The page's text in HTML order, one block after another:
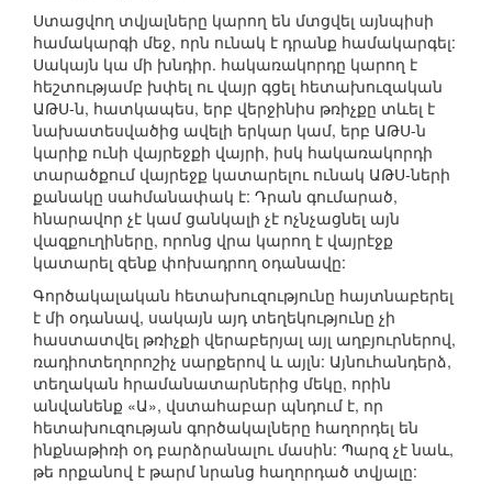
Ստացվող տվյալները կարող են մտցվել այնպիսի
համակարգի մեջ, որն ունակ է դրանք համակարգել:
Սակայն կա մի խնդիր. հակառակորդը կարող է
հեշտությամբ խփել ու վայր գցել հետախուզական
ԱԹՍ-ն, հատկապես, երբ վերջինիս թռիչքը տևել է
նախատեսվածից ավելի երկար կամ, երբ ԱԹՍ-ն
կարիք ունի վայրեջքի վայրի, իսկ հակառակորդի
տարածքում վայրեջք կատարելու ունակ ԱԹՍ-ների
քանակը սահմանափակ է: Դրան գումարած,
հնարավոր չէ կամ ցանկալի չէ ոչնչացնել այն
վազքուղիները, որոնց վրա կարող է վայրէջք
կատարել զենք փոխադրող օդանավը:
Գործակալական հետախուզությունը հայտնաբերել
է մի օդանավ, սակայն այդ տեղեկությունը չի
հաստատվել թռիչքի վերաբերյալ այլ աղբյուրներով,
ռադիոտեղորոշիչ սարքերով և այլն: Այնուհանդերձ,
տեղական հրամանատարներից մեկը, որին
անվանենք «Ա», վստահաբար պնդում է, որ
հետախուզության գործակալները հաղորդել են
ինքնաթիռի օդ բարձրանալու մասին: Պարզ չէ նաև,
թե որքանով է թարմ նրանց հաղորդած տվյալը: